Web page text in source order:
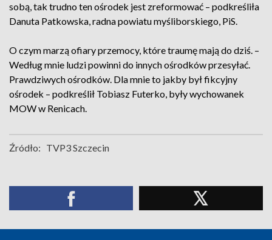
sobą, tak trudno ten ośrodek jest zreformować – podkreśliła
Danuta Patkowska, radna powiatu myśliborskiego, PiS.
O czym marzą ofiary przemocy, które traumę mają do dziś. –
Według mnie ludzi powinni do innych ośrodków przesyłać.
Prawdziwych ośrodków. Dla mnie to jakby był fikcyjny
ośrodek – podkreślił Tobiasz Futerko, były wychowanek
MOW w Renicach.
Źródło: TVP3 Szczecin